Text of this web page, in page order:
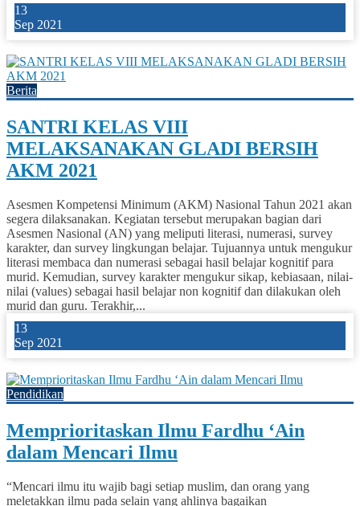
13
Sep 2021
Berita
SANTRI KELAS VIII
MELAKSANAKAN GLADI BERSIH
AKM 2021
Asesmen Kompetensi Minimum (AKM) Nasional Tahun 2021 akan
segera dilaksanakan. Kegiatan tersebut merupakan bagian dari
Asesmen Nasional (AN) yang meliputi literasi, numerasi, survey
karakter, dan survey lingkungan belajar. Tujuannya untuk mengukur
literasi membaca dan numerasi sebagai hasil belajar kognitif para
murid. Kemudian, survey karakter mengukur sikap, kebiasaan, nilai-
nilai (values) sebagai hasil belajar non kognitif dan dilakukan oleh
murid dan guru. Terakhir,...
13
Sep 2021
Pendidikan
Memprioritaskan Ilmu Fardhu ‘Ain
dalam Mencari Ilmu
“Mencari ilmu itu wajib bagi setiap muslim, dan orang yang
meletakkan ilmu pada selain yang ahlinya bagaikan